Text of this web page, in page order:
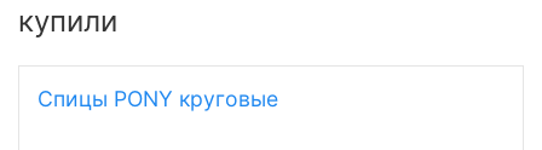
купили
Спицы PONY круговые